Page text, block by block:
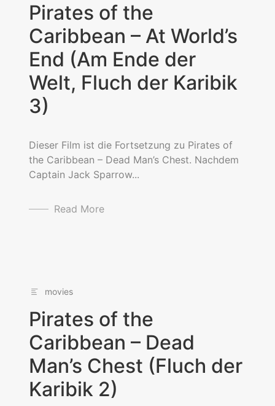
Pirates of the
Caribbean – At World’s
End (Am Ende der
Welt, Fluch der Karibik
3)
Dieser Film ist die Fortsetzung zu Pirates of
the Caribbean – Dead Man’s Chest. Nachdem
Captain Jack Sparrow...
Read More
movies
Pirates of the
Caribbean – Dead
Man’s Chest (Fluch der
Karibik 2)